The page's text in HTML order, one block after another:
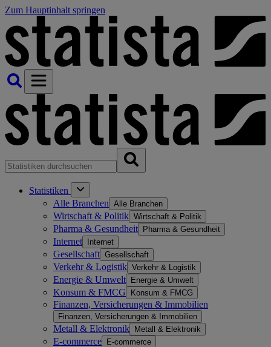
Zum Hauptinhalt springen
Statistiken
Alle Branchen Alle Branchen
Wirtschaft & Politik Wirtschaft & Politik
Pharma & Gesundheit Pharma & Gesundheit
Internet Internet
Gesellschaft Gesellschaft
Verkehr & Logistik Verkehr & Logistik
Energie & Umwelt Energie & Umwelt
Konsum & FMCG Konsum & FMCG
Finanzen, Versicherungen & Immobilien
Finanzen, Versicherungen & Immobilien
Metall & Elektronik Metall & Elektronik
E-commerce E-commerce